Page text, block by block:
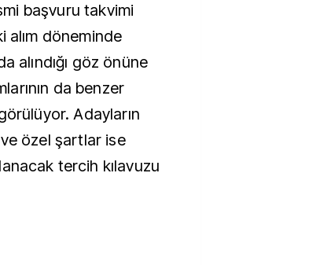
başvuru takvimi
alım döneminde
alındığı göz önüne
da benzer
Adayların
özel şartlar ise
tercih kılavuzu